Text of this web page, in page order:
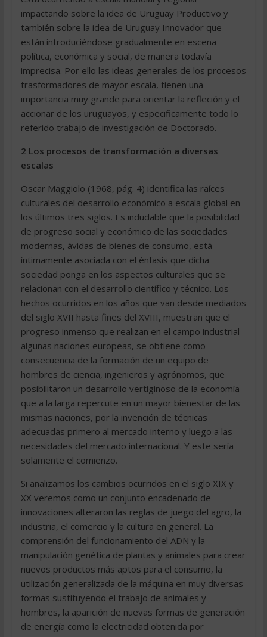
impactando sobre la idea de Uruguay Productivo y
también sobre la idea de Uruguay Innovador que
están introduciéndose gradualmente en escena
política, económica y social, de manera todavía
imprecisa. Por ello las ideas generales de los procesos
trasformadores de mayor escala, tienen una
importancia muy grande para orientar la refleción y el
accionar de los uruguayos, y especificamente todo lo
referido trabajo de investigación de Doctorado.
2 Los procesos de transformación a diversas
escalas
Oscar Maggiolo (1968, pág. 4) identifica las raíces
culturales del desarrollo económico a escala global en
los últimos tres siglos. Es indudable que la posibilidad
de progreso social y económico de las sociedades
modernas, ávidas de bienes de consumo, está
íntimamente asociada con el énfasis que dicha
sociedad ponga en los aspectos culturales que se
relacionan con el desarrollo científico y técnico. Los
hechos ocurridos en los años que van desde mediados
del siglo XVII hasta fines del XVIII, muestran que el
progreso inmenso que realizan en el campo industrial
algunas naciones europeas, se obtiene como
consecuencia de la formación de un equipo de
hombres de ciencia, ingenieros y agrónomos, que
posibilitaron un desarrollo vertiginoso de la economía
que a la larga repercute en un mayor bienestar de las
mismas naciones, por la invención de técnicas
adecuadas primero al mercado interno y luego a las
necesidades del mercado internacional. Y este sería
solamente el comienzo.
Si analizamos los cambios ocurridos en el siglo XIX y
XX veremos como un conjunto encadenado de
innovaciones alteraron las reglas de juego del agro, la
industria, el comercio y la cultura en general. La
comprensión del funcionamiento del ADN y la
manipulación genética de plantas y animales para crear
nuevos productos más aptos para el consumo, la
utilización generalizada de la máquina en muy diversas
formas sustituyendo el trabajo de animales y
hombres, la aparición de nuevas formas de generación
de energía como la electricidad obtenida por